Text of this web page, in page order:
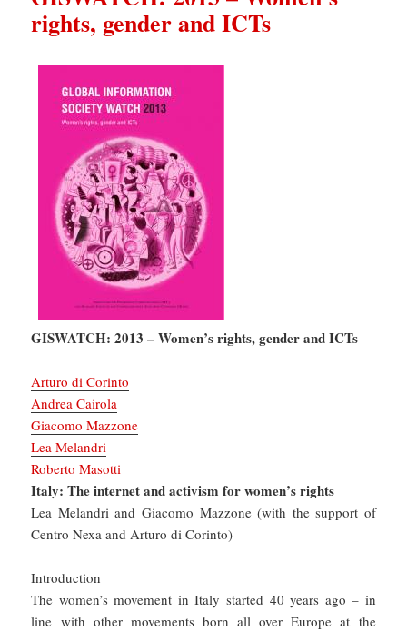
rights, gender and ICTs
GISWATCH: 2013 – Women’s rights, gender and ICTs
Arturo di Corinto
Andrea Cairola
Giacomo Mazzone
Lea Melandri
Roberto Masotti
Italy:The internet and activism for women’s rights
Lea Melandri and Giacomo Mazzone (with the support of
Centro Nexa and Arturo di Corinto)
Introduction
The women’s movement in Italy started 40 years ago – in
line with other movements born all over Europe at the